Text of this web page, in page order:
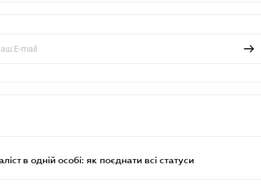
в одній особі: як поєднати всі статуси